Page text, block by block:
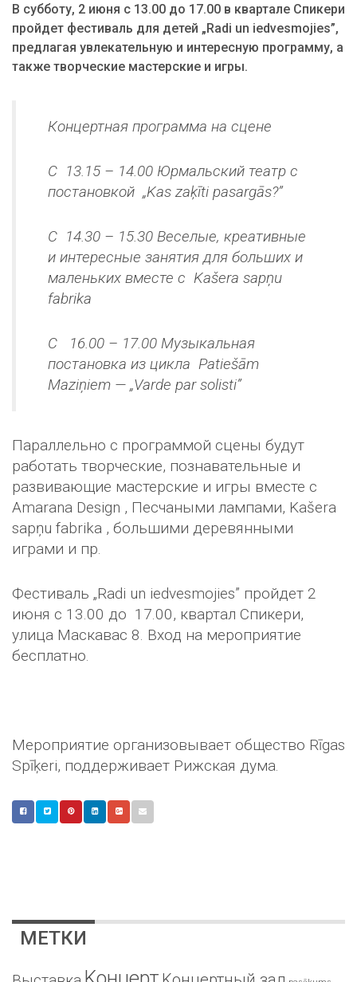
В субботу, 2 июня с 13.00 до 17.00 в квартале Спикери
пройдет фестиваль для детей „Radi un iedvesmojies”,
предлагая увлекательную и интересную программу, а
также творческие мастерские и игры.
Концертная программа на сцене
С 13.15 – 14.00 Юрмальский театр с
постановкой „Kas zaķīti pasargās?”
С 14.30 – 15.30 Веселые, креативные
и интересные занятия для больших и
маленьких вместе с Kašera sapņu
fabrika
C 16.00 – 17.00 Музыкальная
постановка из цикла Patiešām
Maziņiem — „Varde par solisti”
Параллельно с программой сцены будут
работать творческие, познавательные и
развивающие мастерские и игры вместе с
Amarana Design , Песчаными лампами, Kašera
sapņu fabrika , большими деревянными
играми и пр.
Фестиваль „Radi un iedvesmojies” пройдет 2
июня с 13.00 до 17.00, квартал Спикери,
улица Маскавас 8. Вход на мероприятие
бесплатно.
Мероприятие организовывает общество Rīgas
Spīķeri, поддерживает Рижская дума.
МЕТКИ